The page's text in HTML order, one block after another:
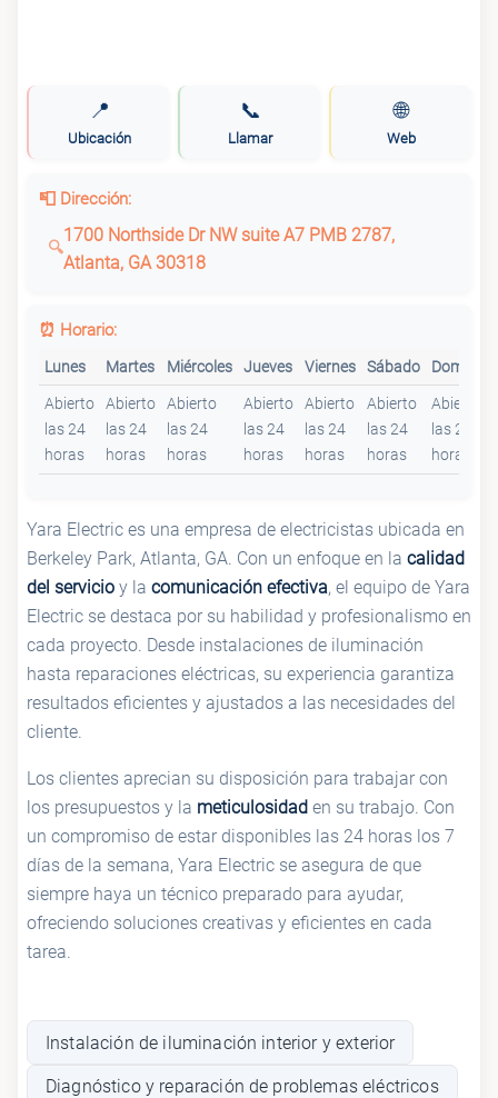
📍
Ubicación
📞
Llamar
🌐
Web
📮 Dirección:
1700 Northside Dr NW suite A7 PMB 2787,
Atlanta, GA 30318
⏰ Horario:
Lunes Martes Miércoles Jueves Viernes Sábado Domingo
Abierto
las 24
horas
Abierto
las 24
horas
Abierto
las 24
horas
Abierto
las 24
horas
Abierto
las 24
horas
Abierto
las 24
horas
Abierto
las 24
horas
Yara Electric es una empresa de electricistas ubicada en
Berkeley Park, Atlanta, GA. Con un enfoque en la calidad
del servicio y la comunicación efectiva, el equipo de Yara
Electric se destaca por su habilidad y profesionalismo en
cada proyecto. Desde instalaciones de iluminación
hasta reparaciones eléctricas, su experiencia garantiza
resultados eficientes y ajustados a las necesidades del
cliente.
Los clientes aprecian su disposición para trabajar con
los presupuestos y la meticulosidad en su trabajo. Con
un compromiso de estar disponibles las 24 horas los 7
días de la semana, Yara Electric se asegura de que
siempre haya un técnico preparado para ayudar,
ofreciendo soluciones creativas y eficientes en cada
tarea.
Instalación de iluminación interior y exterior
Diagnóstico y reparación de problemas eléctricos